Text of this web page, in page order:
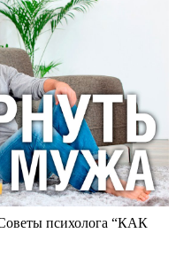
психолога “КАК